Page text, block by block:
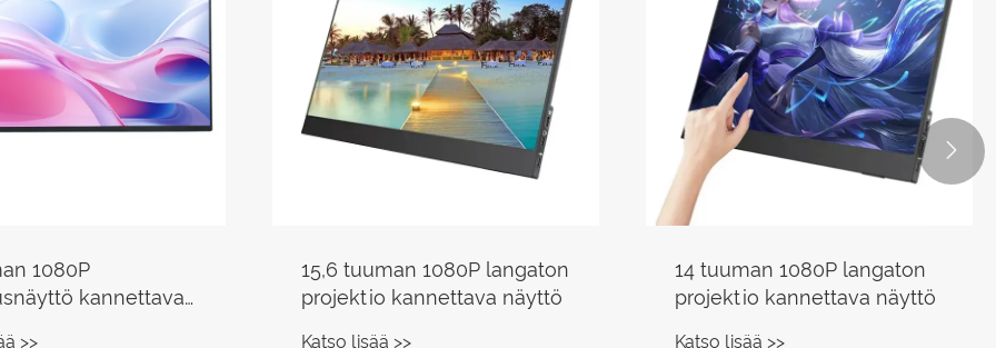
100%sRGB
näyttö
>>
14 tuuman 100 % sRGB
kannettava näyttö
Katso lisää >>
14 tuuman 1080P
kosketusnäyttö kannettava
Katso lisää >>
